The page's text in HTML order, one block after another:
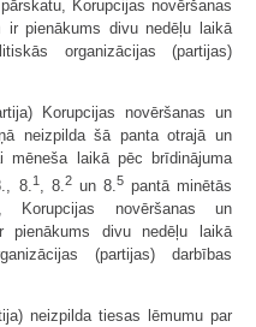
Korupcijas novēršanas
ir pienākums divu nedēļu laikā
organizācijas (partijas)
Korupcijas novēršanas un
neizpilda šā panta otrajā un
mēneša laikā pēc brīdinājuma
8. 1, 8. 2un 8. 5pantā minētās
Korupcijas novēršanas un
pienākums divu nedēļu laikā
(partijas) darbības
neizpilda tiesas lēmumu par